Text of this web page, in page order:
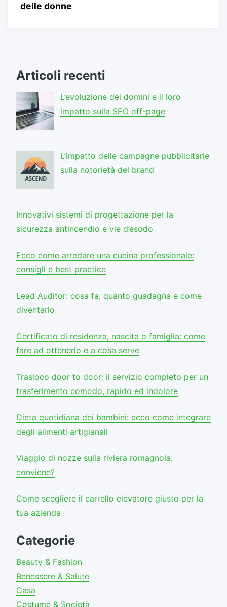
delle donne
Articoli recenti
L’evoluzione dei domini e il loro
impatto sulla SEO off-page
L’impatto delle campagne pubblicitarie
sulla notorietà del brand
Innovativi sistemi di progettazione per la
sicurezza antincendio e vie d’esodo
Ecco come arredare una cucina professionale:
consigli e best practice
Lead Auditor: cosa fa, quanto guadagna e come
diventarlo
Certificato di residenza, nascita o famiglia: come
fare ad ottenerlo e a cosa serve
Trasloco door to door: il servizio completo per un
trasferimento comodo, rapido ed indolore
Dieta quotidiana dei bambini: ecco come integrare
degli alimenti artigianali
Viaggio di nozze sulla riviera romagnola:
conviene?
Come scegliere il carrello elevatore giusto per la
tua azienda
Categorie
Beauty & Fashion
Benessere & Salute
Casa
Costume & Società